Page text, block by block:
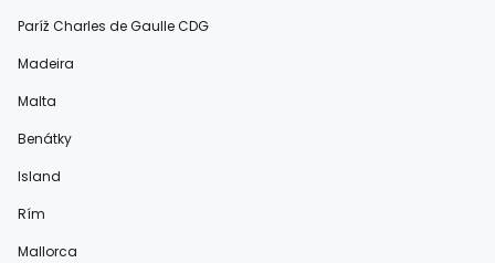
Paríž Charles de Gaulle CDG
Madeira
Malta
Benátky
Island
Rím
Mallorca